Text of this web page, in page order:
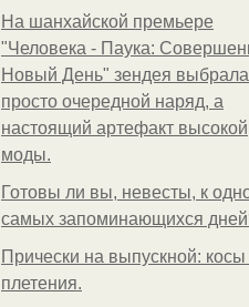
На шанхайской премьере
"Человека - Паука:
Новый День" зендея
просто очередной наряд, а
настоящий артефакт высокой
моды.
Готовы ли вы, невесты, к
самых запоминающихся
Прически на выпускной: косы
плетения.